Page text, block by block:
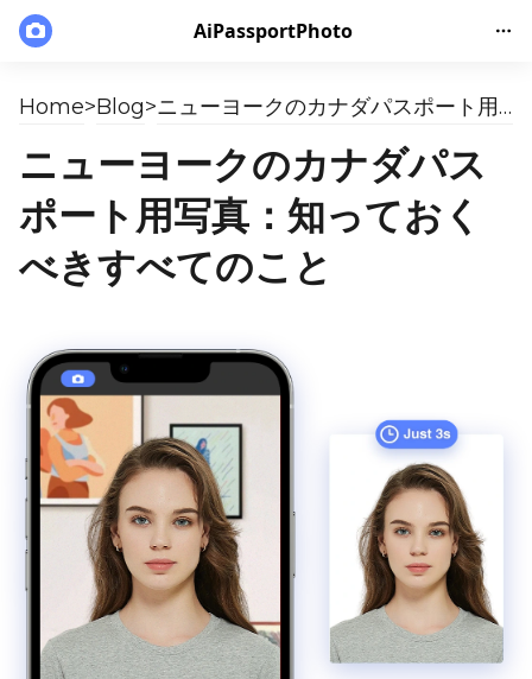
AiPassportPhoto
Home>Blog> ニューヨークのカナダパスポート用写真：知っておくべきすべてのこと
ニューヨークのカナダパス
ポート用写真：知っておく
べきすべてのこと